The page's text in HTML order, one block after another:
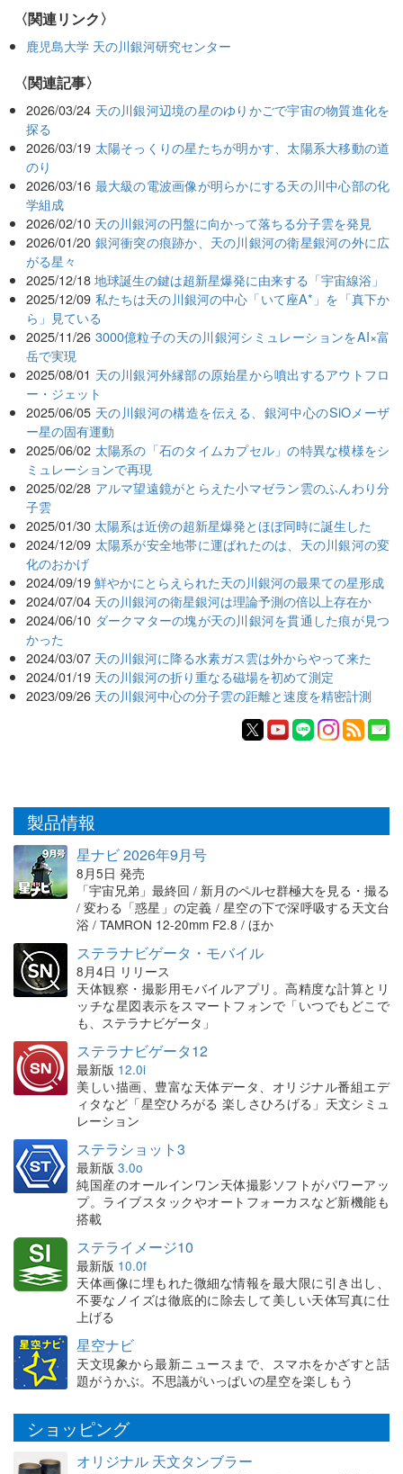
〈関連リンク〉
鹿児島大学 天の川銀河研究センター
関連記事
2026/03/24 天の川銀河辺境の星のゆりかごで宇宙の物質進化を
探る
2026/03/19 太陽そっくりの星たちが明かす、太陽系大移動の道
のり
2026/03/16 最大級の電波画像が明らかにする天の川中心部の化
学組成
2026/02/10 天の川銀河の円盤に向かって落ちる分子雲を発見
2026/01/20 銀河衝突の痕跡か、天の川銀河の衛星銀河の外に広
がる星々
2025/12/18 地球誕生の鍵は超新星爆発に由来する「宇宙線浴」
2025/12/09 私たちは天の川銀河の中心「いて座A*」を「真下か
ら」見ている
2025/11/26 3000億粒子の天の川銀河シミュレーションをAI×富
岳で実現
2025/08/01 天の川銀河外縁部の原始星から噴出するアウトフロ
ー・ジェット
2025/06/05 天の川銀河の構造を伝える、銀河中心のSiOメーザ
ー星の固有運動
2025/06/02 太陽系の「⽯のタイムカプセル」の特異な模様をシ
ミュレーションで再現
2025/02/28 アルマ望遠鏡がとらえた小マゼラン雲のふんわり分
子雲
2025/01/30 太陽系は近傍の超新星爆発とほぼ同時に誕生した
2024/12/09 太陽系が安全地帯に運ばれたのは、天の川銀河の変
化のおかげ
2024/09/19 鮮やかにとらえられた天の川銀河の最果ての星形成
2024/07/04 天の川銀河の衛星銀河は理論予測の倍以上存在か
2024/06/10 ダークマターの塊が天の川銀河を貫通した痕が見つ
かった
2024/03/07 天の川銀河に降る水素ガス雲は外からやって来た
2024/01/19 天の川銀河の折り重なる磁場を初めて測定
2023/09/26 天の川銀河中心の分子雲の距離と速度を精密計測
製品情報
星ナビ 2026年9月号
8月5日 発売
「宇宙兄弟」最終回 / 新月のペルセ群極大を見る・撮る
/ 変わる「惑星」の定義 / 星空の下で深呼吸する天文台
浴 / TAMRON 12-20mm F2.8 / ほか
ステラナビゲータ・モバイル
8月4日 リリース
天体観察・撮影用モバイルアプリ。高精度な計算とリ
ッチな星図表示をスマートフォンで「いつでもどこで
も、ステラナビゲータ」
ステラナビゲータ12
最新版 12.0i
美しい描画、豊富な天体データ、オリジナル番組エデ
ィタなど「星空ひろがる 楽しさひろげる」天文シミュ
レーション
ステラショット3
最新版 3.0o
純国産のオールインワン天体撮影ソフトがパワーアッ
プ。ライブスタックやオートフォーカスなど新機能も
搭載
ステライメージ10
最新版 10.0f
天体画像に埋もれた微細な情報を最大限に引き出し、
不要なノイズは徹底的に除去して美しい天体写真に仕
上げる
星空ナビ
天文現象から最新ニュースまで、スマホをかざすと話
題がうかぶ。不思議がいっぱいの星空を楽しもう
ショッピング
オリジナル 天文タンブラー